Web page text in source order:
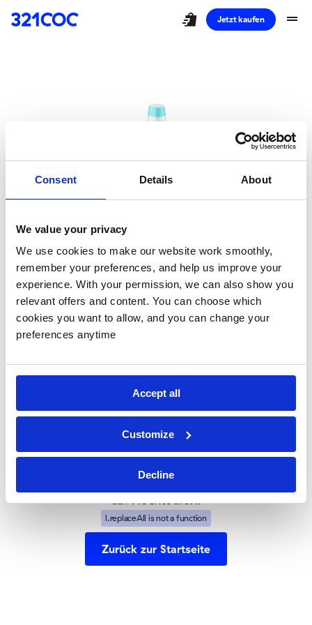
Consent Details About
We value your privacy
We use cookies to make our website work smoothly,
remember your preferences, and help us improve your
experience. With your permission, we can also show you
relevant offers and content. You can choose which
cookies you want to allow, and you can change your
preferences anytime
Accept all
Customize
Decline
shopping_bag_speed Jetzt kaufen drag_handle
Ups!
Sie haben eine
falsche
Abzweigung
genommen
Es sieht so aus, als hätten Sie eine Seite gefunden,
die in den Urlaub gegangen ist.
Aber keine Sorge—unsere Website läuft weiterhin
auf Hochtouren!
l.replaceAll is not a function
Zurück zur Startseite